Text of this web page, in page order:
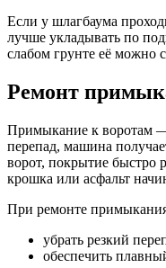
Если у шлагбаума
лучше укладывать по
слабом грунте её можно
Ремонт
Примыкание к воротам
перепад, машина
ворот, покрытие быстро
крошка или асфальт
При ремонте
убрать резкий
обеспечить